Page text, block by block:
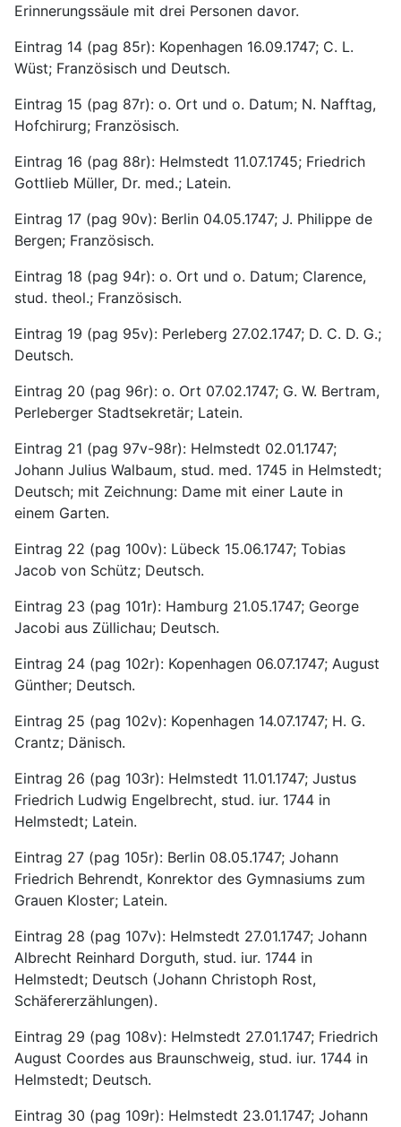
Erinnerungssäule mit drei Personen davor.
Eintrag 14 (pag 85r): Kopenhagen 16.09.1747; C. L.
Wüst; Französisch und Deutsch.
Eintrag 15 (pag 87r): o. Ort und o. Datum; N. Nafftag,
Hofchirurg; Französisch.
Eintrag 16 (pag 88r): Helmstedt 11.07.1745; Friedrich
Gottlieb Müller, Dr. med.; Latein.
Eintrag 17 (pag 90v): Berlin 04.05.1747; J. Philippe de
Bergen; Französisch.
Eintrag 18 (pag 94r): o. Ort und o. Datum; Clarence,
stud. theol.; Französisch.
Eintrag 19 (pag 95v): Perleberg 27.02.1747; D. C. D. G.;
Deutsch.
Eintrag 20 (pag 96r): o. Ort 07.02.1747; G. W. Bertram,
Perleberger Stadtsekretär; Latein.
Eintrag 21 (pag 97v-98r): Helmstedt 02.01.1747;
Johann Julius Walbaum, stud. med. 1745 in Helmstedt;
Deutsch; mit Zeichnung: Dame mit einer Laute in
einem Garten.
Eintrag 22 (pag 100v): Lübeck 15.06.1747; Tobias
Jacob von Schütz; Deutsch.
Eintrag 23 (pag 101r): Hamburg 21.05.1747; George
Jacobi aus Züllichau; Deutsch.
Eintrag 24 (pag 102r): Kopenhagen 06.07.1747; August
Günther; Deutsch.
Eintrag 25 (pag 102v): Kopenhagen 14.07.1747; H. G.
Crantz; Dänisch.
Eintrag 26 (pag 103r): Helmstedt 11.01.1747; Justus
Friedrich Ludwig Engelbrecht, stud. iur. 1744 in
Helmstedt; Latein.
Eintrag 27 (pag 105r): Berlin 08.05.1747; Johann
Friedrich Behrendt, Konrektor des Gymnasiums zum
Grauen Kloster; Latein.
Eintrag 28 (pag 107v): Helmstedt 27.01.1747; Johann
Albrecht Reinhard Dorguth, stud. iur. 1744 in
Helmstedt; Deutsch (Johann Christoph Rost,
Schäfererzählungen).
Eintrag 29 (pag 108v): Helmstedt 27.01.1747; Friedrich
August Coordes aus Braunschweig, stud. iur. 1744 in
Helmstedt; Deutsch.
Eintrag 30 (pag 109r): Helmstedt 23.01.1747; Johann